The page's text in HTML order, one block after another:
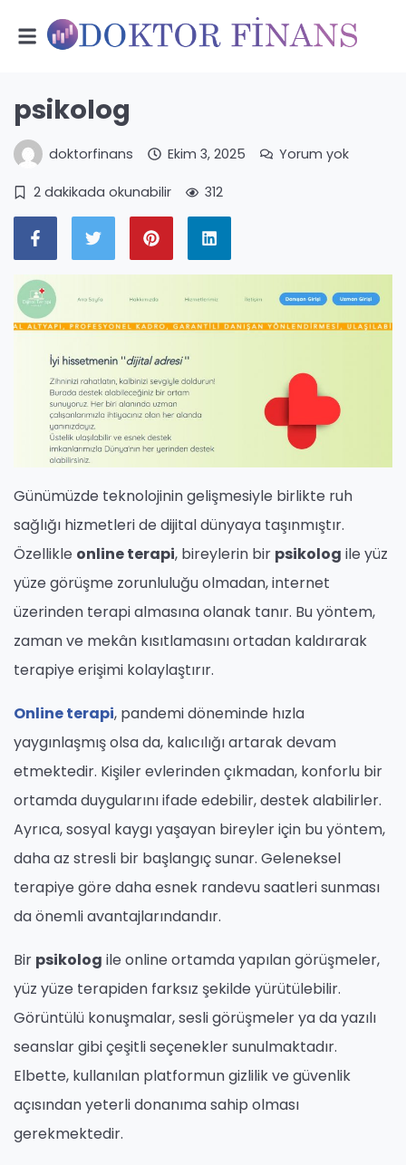
psikolog
doktorfinans Ekim 3, 2025 Yorum yok
2 dakikada okunabilir 312
Günümüzde teknolojinin gelişmesiyle birlikte ruh
sağlığı hizmetleri de dijital dünyaya taşınmıştır.
Özellikle online terapi, bireylerin bir psikolog ile yüz
yüze görüşme zorunluluğu olmadan, internet
üzerinden terapi almasına olanak tanır. Bu yöntem,
zaman ve mekân kısıtlamasını ortadan kaldırarak
terapiye erişimi kolaylaştırır.
Online terapi, pandemi döneminde hızla
yaygınlaşmış olsa da, kalıcılığı artarak devam
etmektedir. Kişiler evlerinden çıkmadan, konforlu bir
ortamda duygularını ifade edebilir, destek alabilirler.
Ayrıca, sosyal kaygı yaşayan bireyler için bu yöntem,
daha az stresli bir başlangıç sunar. Geleneksel
terapiye göre daha esnek randevu saatleri sunması
da önemli avantajlarındandır.
Bir psikolog ile online ortamda yapılan görüşmeler,
yüz yüze terapiden farksız şekilde yürütülebilir.
Görüntülü konuşmalar, sesli görüşmeler ya da yazılı
seanslar gibi çeşitli seçenekler sunulmaktadır.
Elbette, kullanılan platformun gizlilik ve güvenlik
açısından yeterli donanıma sahip olması
gerekmektedir.